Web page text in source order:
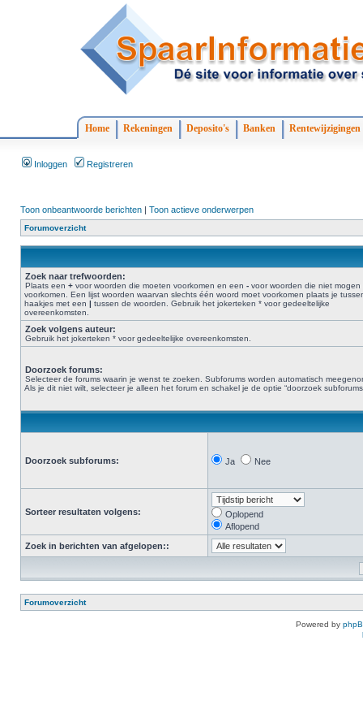
Home Rekeningen Deposito's Banken Rentewijzigingen
Inloggen Registreren
Toon onbeantwoorde berichten | Toon actieve onderwerpen
Forumoverzicht
Zoek naar trefwoorden:
Plaats een + voor woorden die moeten voorkomen en een - voor woorden die niet mogen
voorkomen. Een lijst woorden waarvan slechts één woord moet voorkomen plaats je
haakjes met een | tussen de woorden. Gebruik het jokerteken * voor gedeeltelijke
overeenkomsten.
Zoek volgens auteur:
Gebruik het jokerteken * voor gedeeltelijke overeenkomsten.
Doorzoek forums:
Selecteer de forums waarin je wenst te zoeken. Subforums worden automatisch
Als je dit niet wilt, selecteer je alleen het forum en schakel je de optie “doorzoek
Doorzoek subforums: Ja Nee
Sorteer resultaten volgens:
Oplopend
Aflopend
Zoek in berichten van afgelopen::
Forumoverzicht
Powered by